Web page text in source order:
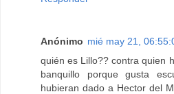
Anónimo mié may 21,
quién es Lillo?? contra quien
banquillo porque gusta
hubieran dado a Hector del